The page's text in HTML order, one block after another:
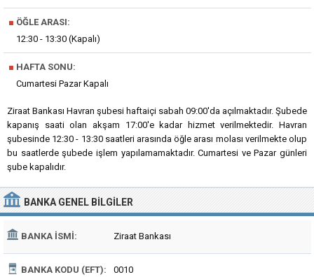
■ ÖĞLE ARASI:
12:30 - 13:30 (Kapalı)
■ HAFTA SONU:
Cumartesi Pazar Kapalı
Ziraat Bankası Havran şubesi haftaiçi sabah 09:00'da açılmaktadır. Şubede
kapanış saati olan akşam 17:00'e kadar hizmet verilmektedir. Havran
şubesinde 12:30 - 13:30 saatleri arasında öğle arası molası verilmekte olup
bu saatlerde şubede işlem yapılamamaktadır. Cumartesi ve Pazar günleri
şube kapalıdır.
BANKA GENEL BILGILER
BANKA İSMI: Ziraat Bankası
BANKA KODU (EFT): 0010